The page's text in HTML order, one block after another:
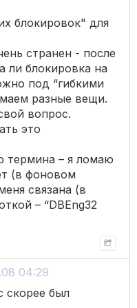
блокировок" для
странен - после
ли блокировка на
под “гибкими
разные вещи.
вопрос.
это
термина – я ломаю
(в фоновом
связана (в
– “DBEng32
04:29
скорее был